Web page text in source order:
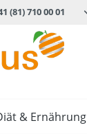
springen
(81) 710 00 01
& Ernährung